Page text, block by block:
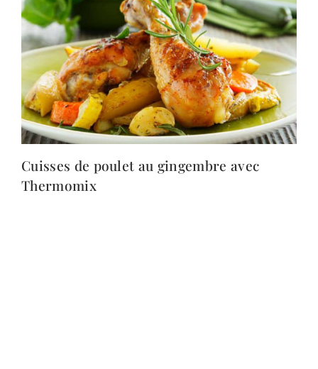
Cuisses de poulet au gingembre avec
Thermomix